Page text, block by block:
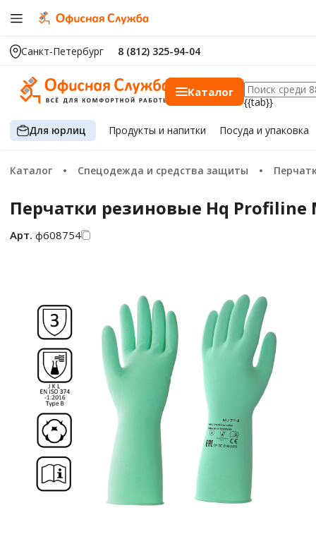
Санкт-Петербург 8 (812) 325-94-04
Каталог
{{tab}}
Для юрлиц Продуктыи напитки Посуда и упаковка
Каталог Спецодежда и средства защиты
Перчатки резиновые Hq Profiline
Арт. ф608754